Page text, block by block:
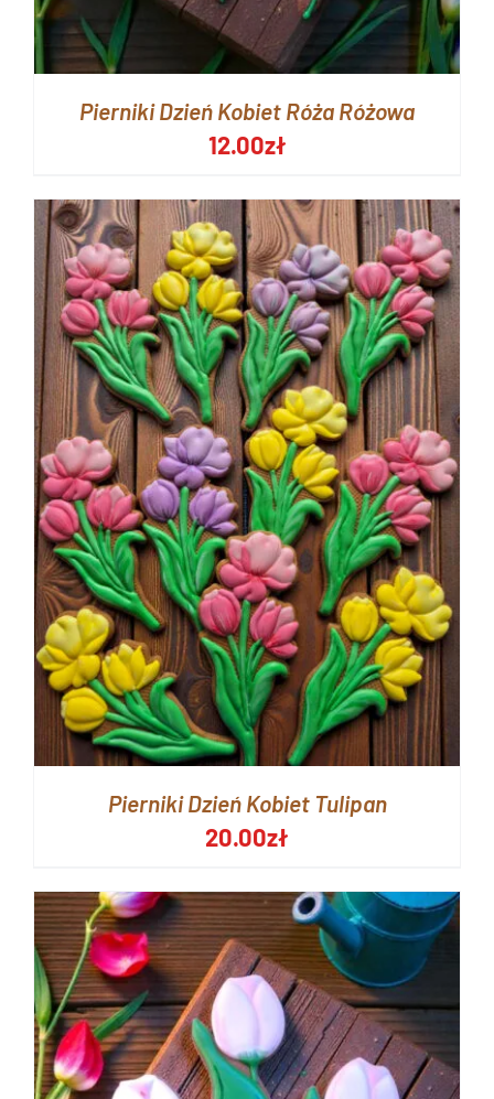
Pierniki Dzień Kobiet Róża Różowa
12.00zł
Pierniki Dzień Kobiet Tulipan
20.00zł